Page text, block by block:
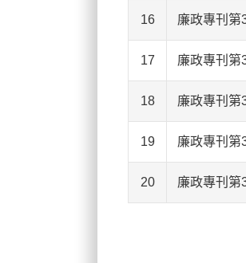
16 廉政專刊第
17 廉政專刊第
18 廉政專刊第
19 廉政專刊第
20 廉政專刊第